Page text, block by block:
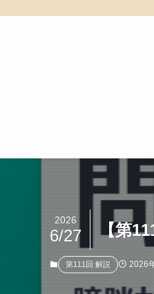
【第
2026
6/27
第111回 解説 2026